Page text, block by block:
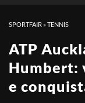
SPORTFAIR »TENNIS
ATP
Humbert:
e